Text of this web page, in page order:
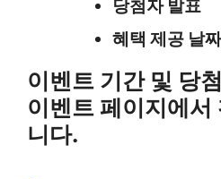
당첨자 발표
혜택 제공 날짜
이벤트 기간 및 당
이벤트 페이지에서
니다.